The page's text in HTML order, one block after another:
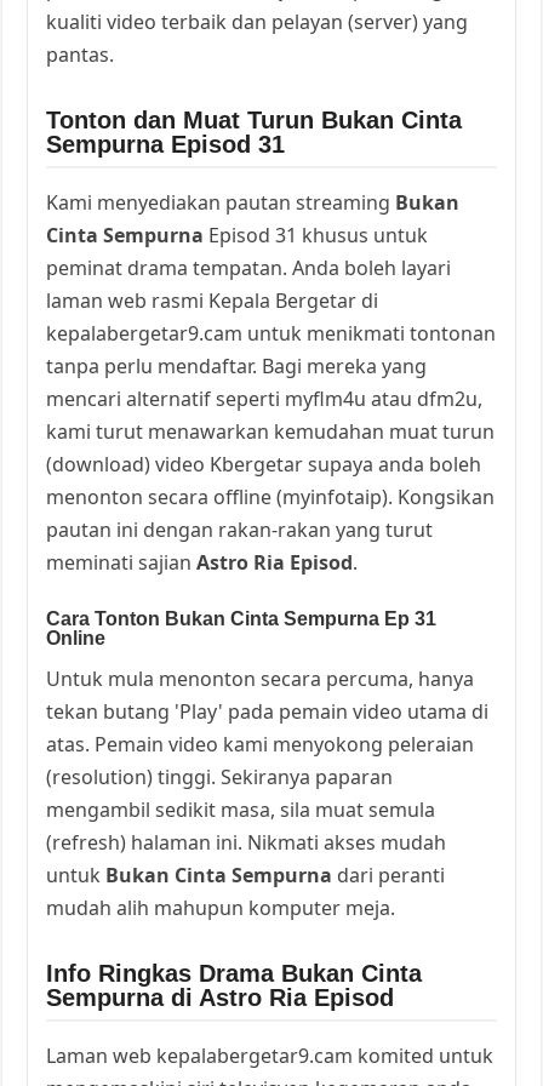
kualiti video terbaik dan pelayan (server) yang
pantas.
Tonton dan Muat Turun Bukan Cinta
Sempurna Episod 31
Kami menyediakan pautan streaming Bukan
Cinta Sempurna Episod 31 khusus untuk
peminat drama tempatan. Anda boleh layari
laman web rasmi Kepala Bergetar di
kepalabergetar9.cam untuk menikmati tontonan
tanpa perlu mendaftar. Bagi mereka yang
mencari alternatif seperti myflm4u atau dfm2u,
kami turut menawarkan kemudahan muat turun
(download) video Kbergetar supaya anda boleh
menonton secara offline (myinfotaip). Kongsikan
pautan ini dengan rakan-rakan yang turut
meminati sajianAstro Ria Episod.
Cara Tonton Bukan Cinta Sempurna Ep 31
Online
Untuk mula menonton secara percuma, hanya
tekan butang 'Play' pada pemain video utama di
atas. Pemain video kami menyokong peleraian
(resolution) tinggi. Sekiranya paparan
mengambil sedikit masa, sila muat semula
(refresh) halaman ini. Nikmati akses mudah
untuk Bukan Cinta Sempurna dari peranti
mudah alih mahupun komputer meja.
Info Ringkas Drama Bukan Cinta
Sempurna di Astro Ria Episod
Laman web kepalabergetar9.cam komited untuk